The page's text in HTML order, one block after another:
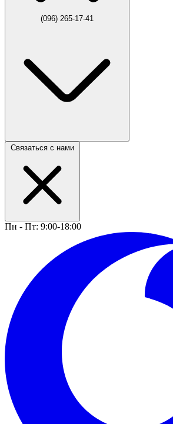
(096) 265-17-41
Связаться с нами
Пн - Пт: 9:00-18:00